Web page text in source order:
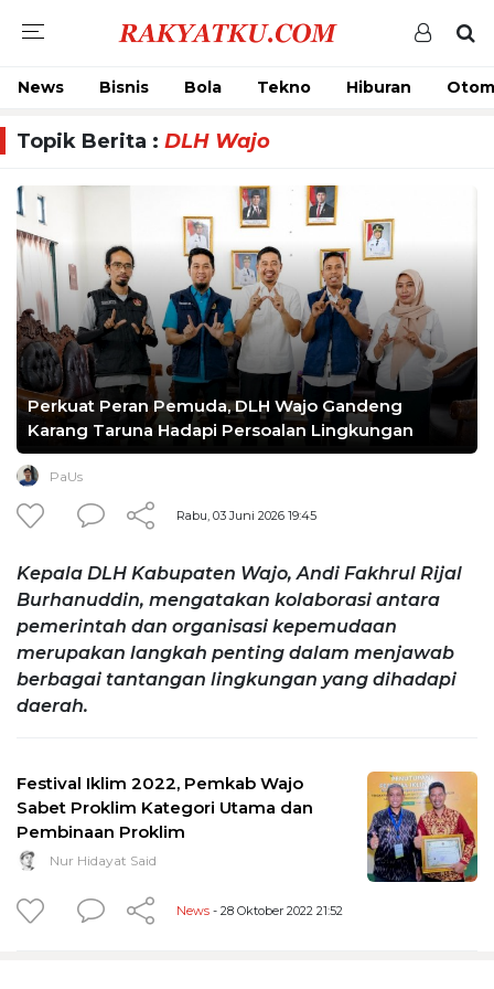
News Bisnis Bola Tekno Hiburan
Topik Berita : DLH Wajo
Perkuat Peran Pemuda, DLH Wajo Gandeng
Karang Taruna Hadapi Persoalan Lingkungan
PaUs
Rabu, 03 Juni 2026 19:45
Kepala DLH Kabupaten Wajo, Andi Fakhrul Rijal
Burhanuddin, mengatakan kolaborasi antara
pemerintah dan organisasi kepemudaan
merupakan langkah penting dalam menjawab
berbagai tantangan lingkungan yang dihadapi
daerah.
Festival Iklim 2022, Pemkab Wajo
Sabet Proklim Kategori Utama dan
Pembinaan Proklim
Nur Hidayat Said
News - 28 Oktober 2022 21:52